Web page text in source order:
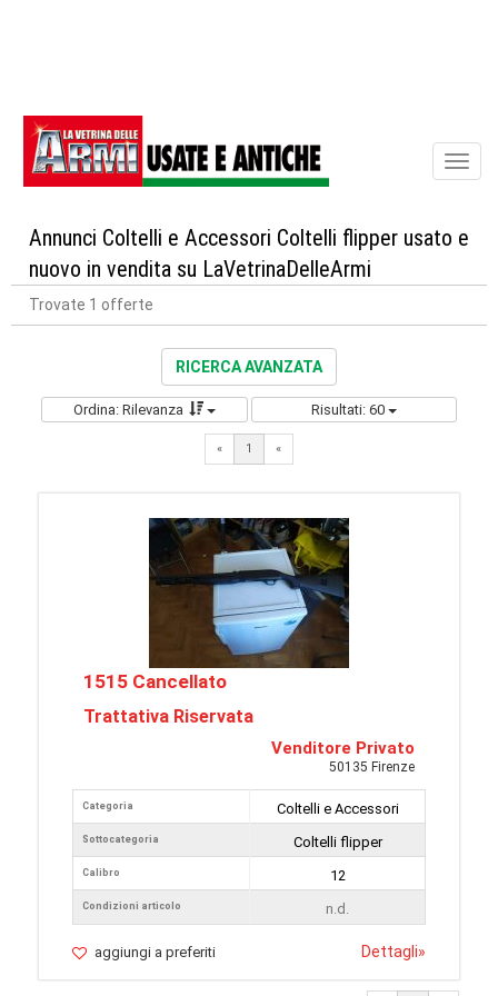
Annunci Coltelli e Accessori Coltelli flipper usato e
nuovo in vendita su LaVetrinaDelleArmi
Trovate 1 offerte
RICERCA AVANZATA
Ordina: Rilevanza Risultati: 60
« 1 «
1515 Cancellato
Trattativa Riservata
Venditore Privato
50135 Firenze
Categoria
Sottocategoria
Calibro
Condizioni articolo
Coltelli e Accessori
Coltelli flipper
12
n.d.
aggiungi a preferiti Dettagli»